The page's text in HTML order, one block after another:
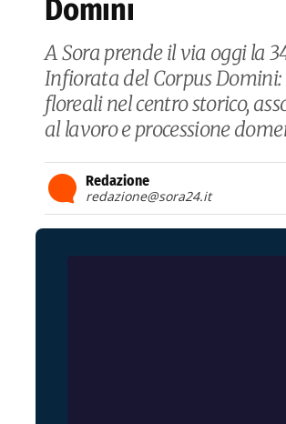
Domini
A Sora prende il via oggi la
Infiorata del Corpus
floreali nel centro storico,
al lavoro e processione
Redazione
redazione@sora24.it